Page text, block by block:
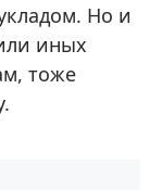
Но и
иных
тоже